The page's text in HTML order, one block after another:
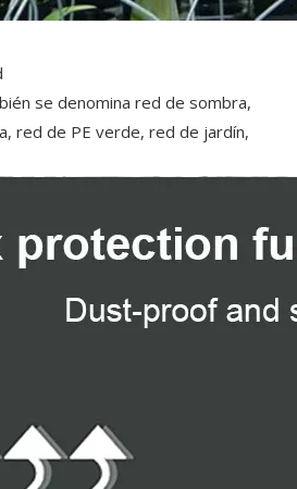
se denomina red de sombra,
red de PE verde, red de jardín,